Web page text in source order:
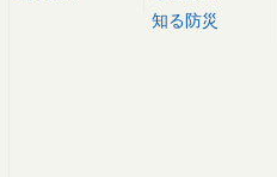
知る防災